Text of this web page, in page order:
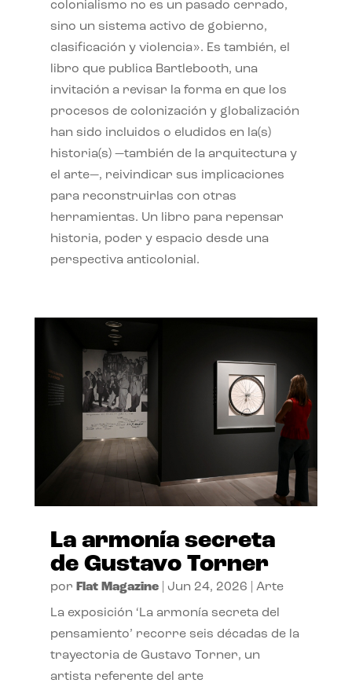
colonialismo no es un pasado cerrado,
sino un sistema activo de gobierno,
clasificación y violencia». Es también, el
libro que publica Bartlebooth, una
invitación a revisar la forma en que los
procesos de colonización y globalización
han sido incluidos o eludidos en la(s)
historia(s) —también de la arquitectura y
el arte—, reivindicar sus implicaciones
para reconstruirlas con otras
herramientas. Un libro para repensar
historia, poder y espacio desde una
perspectiva anticolonial.
La armonía secreta
de Gustavo Torner
por Flat Magazine| Jun 24, 2026 Arte
La exposición ‘La armonía secreta del
pensamiento’ recorre seis décadas de la
trayectoria de Gustavo Torner, un
artista referente del arte